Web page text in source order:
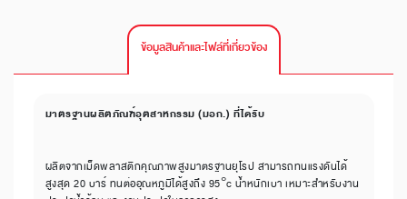
ข้อมูลสินค้าและไฟล์ที่เกี่ยวข้อง
มาตรฐานผลิตภัณฑ์อุตสาหกรรม (มอก.) ที่ได้รับ
ผลิตจากเม็ดพลาสติกคุณภาพสูงมาตรฐานยุโรป สามารถทนแรงดันได้
สูงสุด 20 บาร์ ทนต่ออุณหภูมิได้สูงถึง 95°c น้ำหนักเบา เหมาะสำหรับงาน